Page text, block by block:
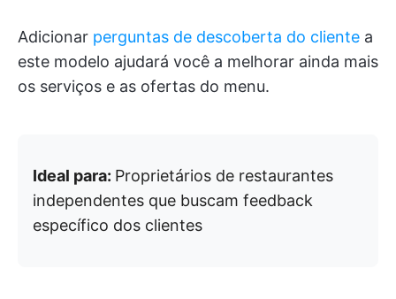
Adicionar perguntas de descoberta do cliente a
este modelo ajudará você a melhorar ainda mais
os serviços e as ofertas do menu.
Ideal para: Proprietários de restaurantes
independentes que buscam feedback
específico dos clientes